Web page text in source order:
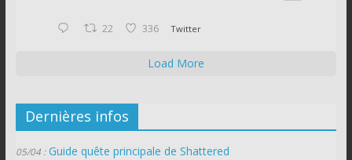
22 336 Twitter
Load More
Dernières infos
05/04 : Guide quête principale de Shattered